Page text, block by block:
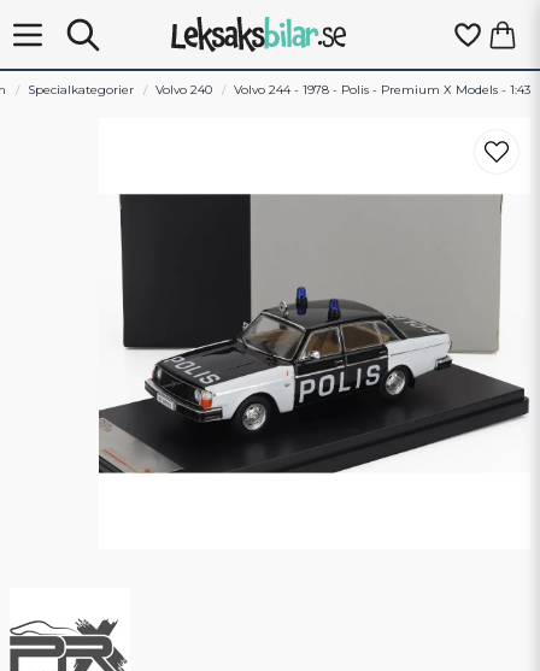
Specialkategorier Volvo 240 Volvo 244 - 1978 - Polis - Premium X Models - 1:43